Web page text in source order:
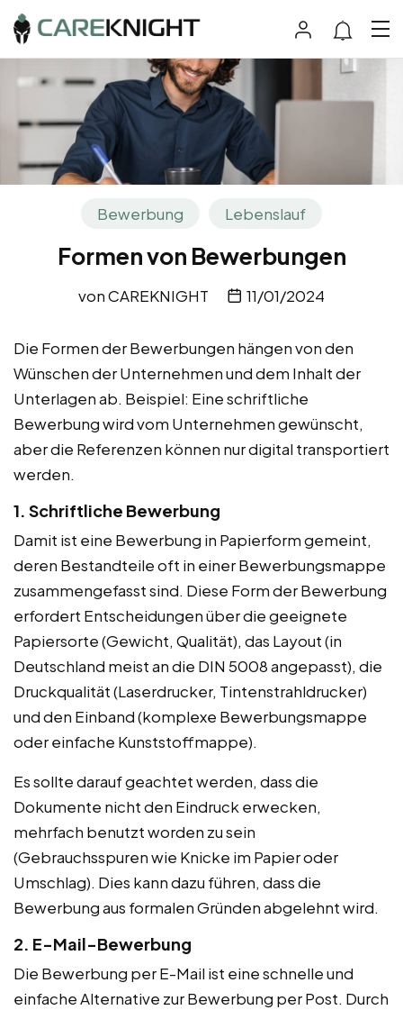
Bewerbung Lebenslauf
Formen von Bewerbungen
vonCAREKNIGHT 11/01/2024
Die Formen der Bewerbungen hängen von den
Wünschen der Unternehmen und dem Inhalt der
Unterlagen ab. Beispiel: Eine schriftliche
Bewerbung wird vom Unternehmen gewünscht,
aber die Referenzen können nur digital transportiert
werden.
1. Schriftliche Bewerbung
Damit ist eine Bewerbung in Papierform gemeint,
deren Bestandteile oft in einer Bewerbungsmappe
zusammengefasst sind. Diese Form der Bewerbung
erfordert Entscheidungen über die geeignete
Papiersorte (Gewicht, Qualität), das Layout (in
Deutschland meist an die DIN 5008 angepasst), die
Druckqualität (Laserdrucker, Tintenstrahldrucker)
und den Einband (komplexe Bewerbungsmappe
oder einfache Kunststoffmappe).
Es sollte darauf geachtet werden, dass die
Dokumente nicht den Eindruck erwecken,
mehrfach benutzt worden zu sein
(Gebrauchsspuren wie Knicke im Papier oder
Umschlag). Dies kann dazu führen, dass die
Bewerbung aus formalen Gründen abgelehnt wird.
2. E-Mail-Bewerbung
Die Bewerbung per E-Mail ist eine schnelle und
einfache Alternative zur Bewerbung per Post. Durch